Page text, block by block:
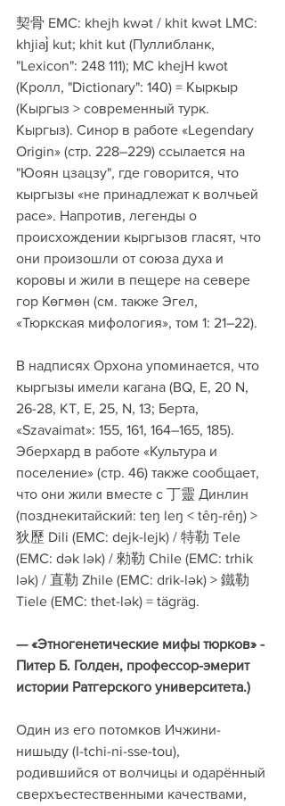
契骨 EMC: khejh kwət / khit kwət LMC:
khjiaj̀ kut; khit kut (Пуллибланк,
"Lexicon": 248 111); MC khejH kwot
(Кролл, "Dictionary": 140) = Кыркыр
(Кыргыз > современный турк.
Кыргыз). Синор в работе «Legendary
Origin» (стр. 228–229) ссылается на
"Юоян цзацзу", где говорится, что
кыргызы «не принадлежат к волчьей
расе». Напротив, легенды о
происхождении кыргызов гласят, что
они произошли от союза духа и
коровы и жили в пещере на севере
гор Көгмөн (см. также Эгел,
«Тюркская мифология», том 1: 21–22).
В надписях Орхона упоминается, что
кыргызы имели кагана (BQ, E, 20 N,
26-28, KT, E, 25, N, 13; Берта,
«Szavaimat»: 155, 161, 164–165, 185).
Эберхард в работе «Культура и
поселение» (стр. 46) также сообщает,
что они жили вместе с 丁靈 Динлин
(позднекитайский: teŋ leŋ < têŋ-rêŋ) >
狄歷 Dili (EMC: dejk-lejk) / 特勒 Tele
(EMC: dək lək) / 勑勒 Chile (EMC: trhik
lək) / 直勒 Zhile (EMC: drik-lək) > 鐵勒
Tiele (EMC: thet-lək) = tägräg.
— «Этногенетические мифы тюрков» -
Питер Б. Голден, профессор-эмерит
истории Ратгерского университета.)
Один из его потомков Ичжини-
нишыду (I-tchi-ni-sse-tou),
родившийся от волчицы и одарённый
сверхъестественными качествами,